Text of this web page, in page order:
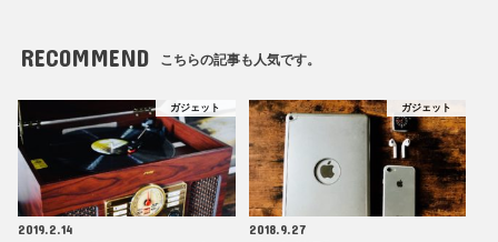
RECOMMEND こちらの記事も人気です。
ガジェット
2019.2.14
ガジェット
2018.9.27